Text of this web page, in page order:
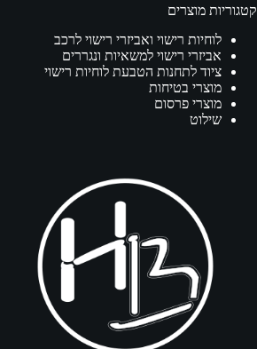
קטגוריות מוצרים
לוחיות רישוי ואביזרי רישוי לרכב
אביזרי רישוי למשאיות ונגררים
ציוד לתחנות הטבעת לוחיות רישוי
מוצרי בטיחות
מוצרי פרסום
שילוט